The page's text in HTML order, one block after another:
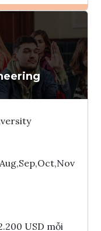
Interlink
USD mỗi